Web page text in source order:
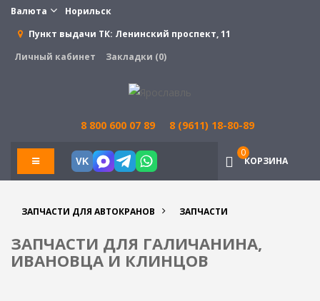
Валюта
Норильск
Пункт выдачи ТК: Ленинский проспект, 11
Личный кабинет
Закладки (0)
8 800 600 07 89 8 (9611) 18-80-89
VK КОРЗИНА
0
ЗАПЧАСТИ ДЛЯ АВТОКРАНОВ ЗАПЧАСТИ
ЗАПЧАСТИ ДЛЯ ГАЛИЧАНИНА,
ИВАНОВЦА И КЛИНЦОВ